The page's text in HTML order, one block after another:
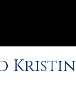
Kristin